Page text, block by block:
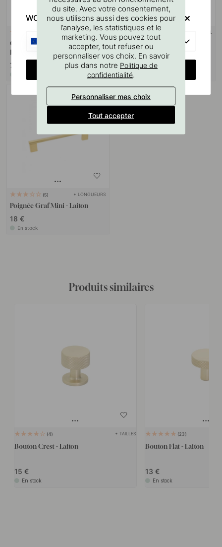
Gabarit De Perçage Pour
Poignées Et Boutons
7 €
SUPPORT MURAL
Goupille à vis M4x50mm 1
pièce
1.10 €
En stock
5 + LONGUEURS
Poignée Graf Mini - Laiton
18 €
En stock
Produits similaires
4 + TAILLES
Bouton Crest - Laiton
15
En stock
23
Bouton Flat - Laiton
13
En stock
du site. Avec votre consentement,
nous utilisons aussi des cookies pour
l’analyse, les statistiques et le
marketing. Vous pouvez tout
accepter, tout refuser ou
personnaliser vos choix. En savoir
plus dans notre Politique de
confidentialité.
Personnaliser mes choix
Tout accepter
WOULD YOU RATHER VISIT?
CHANGE COUNTRY